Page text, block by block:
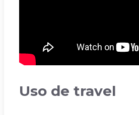
Uso de travel